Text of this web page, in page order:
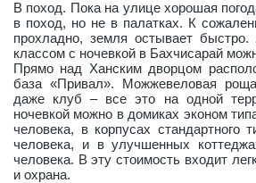
В поход. Пока на улице хорошая
в поход, но не в палатках. К
прохладно, земля остывает
классом с ночевкой в Бахчисарай
Прямо над Ханским дворцом
база «Привал». Можжевеловая
даже клуб – все это на одной
ночевкой можно в домиках эконом
человека, в корпусах стандартного
человека, и в улучшенных
человека. В эту стоимость входит
и охрана.